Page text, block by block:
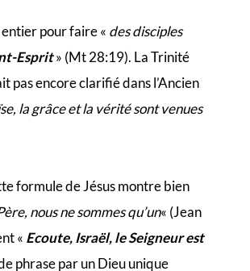
entier pour faire « des disciples
Esprit» (Mt 28:19). La Trinité
pas encore clarifié dans l’Ancien
la grâce et la vérité sont venues
formule de Jésus montre bien
nous ne sommes qu’un« (Jean
« Ecoute, Israël, le Seigneur est
phrase par un Dieu unique